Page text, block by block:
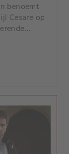
benoemt
Cesare op